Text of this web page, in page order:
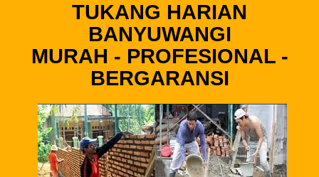
TUKANG HARIAN
BANYUWANGI
MURAH - PROFESIONAL -
BERGARANSI